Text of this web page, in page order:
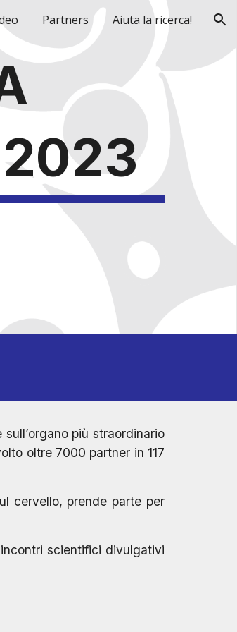
Partners Aiuta la ricerca!
2023
più straordinario
oltre 7000 partner in 117
cervello, prende parte per
scientifici divulgativi